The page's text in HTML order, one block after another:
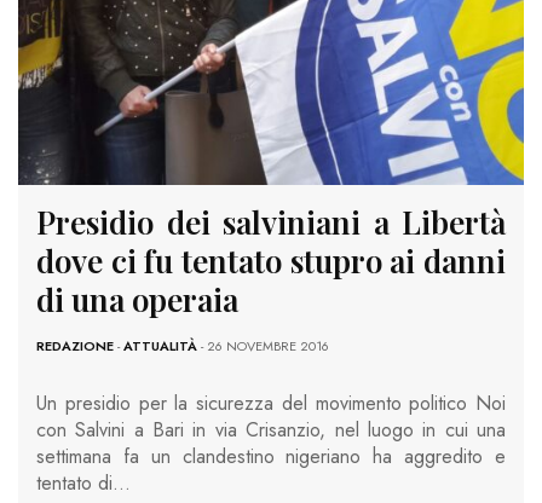
Presidio dei salviniani a Libertà
dove ci fu tentato stupro ai danni
di una operaia
REDAZIONE-ATTUALITÀ- 26 NOVEMBRE 2016
Un presidio per la sicurezza del movimento politico Noi
con Salvini a Bari in via Crisanzio, nel luogo in cui una
settimana fa un clandestino nigeriano ha aggredito e
tentato di…